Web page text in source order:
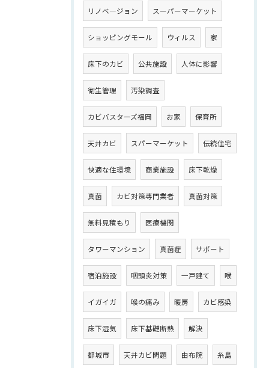
リノベ―ジョン スーパーマーケット
ショッピングモール ウィルス 家
床下のカビ 公共施設 人体に影響
衛生管理 汚染調査
カビバスターズ福岡 お家 保育所
天井カビ スパーマーケット 伝統住宅
快適な住環境 商業施設 床下乾燥
真菌 カビ対策専門業者 真菌対策
無料見積もり 医療機関
タワーマンション 真菌症 サポート
宿泊施設 咽頭炎対策 一戸建て 喉
イガイガ 喉の痛み 暖房 カビ感染
床下湿気 床下基礎断熱 解決
都城市 天井カビ問題 由布院 糸島